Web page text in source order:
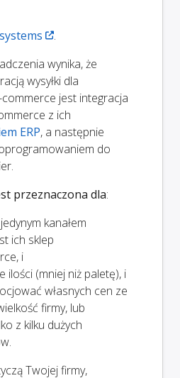
.
wynika, że
wysyłki dla
jest integracja
z ich
ERP, a następnie
do
przeznaczona dla:
kanałem
ich sklep
i
ilości (mniej niż paletę), i
własnych cen ze
firmy, lub
z kilku dużych
Twojej firmy,